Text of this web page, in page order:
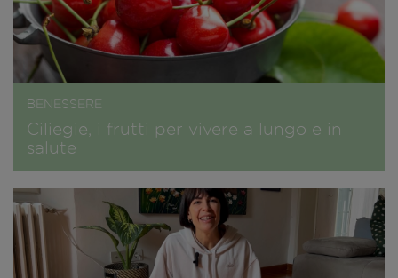
BENESSERE
Ciliegie, i frutti per vivere a lungo e in
salute